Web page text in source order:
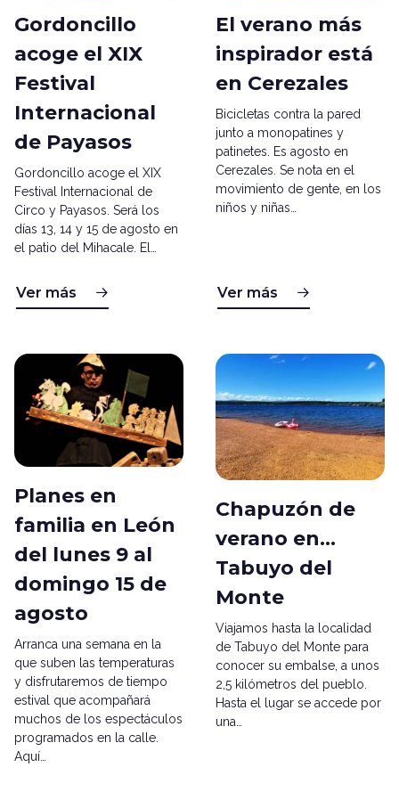
Gordoncillo
acoge el XIX
Festival
Internacional
de Payasos
Gordoncillo acoge el XIX
Festival Internacional de
Circo y Payasos. Será los
días 13, 14 y 15 de agosto en
el patio del Mihacale. El…
Ver más
El verano más
inspirador está
en Cerezales
Bicicletas contra la pared
junto a monopatines y
patinetes. Es agosto en
Cerezales. Se nota en el
movimiento de gente, en los
niños y niñas…
Ver más
Planes en
familia en León
del lunes 9 al
domingo 15 de
agosto
Arranca una semana en la
que suben las temperaturas
y disfrutaremos de tiempo
estival que acompañará
muchos de los espectáculos
programados en la calle.
Aquí…
Chapuzón de
verano en...
Tabuyo del
Monte
Viajamos hasta la localidad
de Tabuyo del Monte para
conocer su embalse, a unos
2,5 kilómetros del pueblo.
Hasta el lugar se accede por
una…